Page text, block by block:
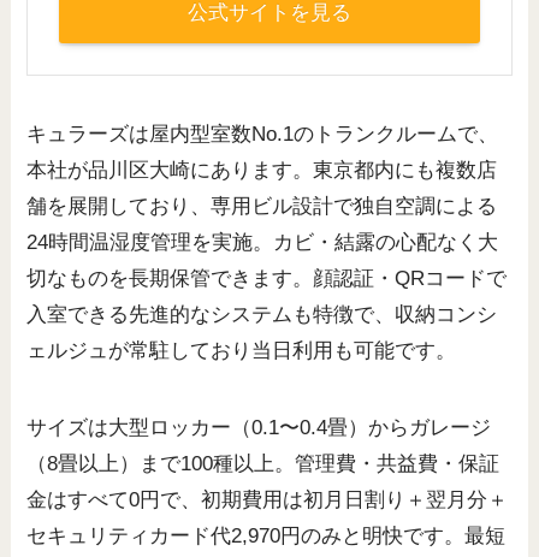
公式サイトを見る
キュラーズは屋内型室数No.1のトランクルームで、
本社が品川区大崎にあります。東京都内にも複数店
舗を展開しており、専用ビル設計で独自空調による
24時間温湿度管理を実施。カビ・結露の心配なく大
切なものを長期保管できます。顔認証・QRコードで
入室できる先進的なシステムも特徴で、収納コンシ
ェルジュが常駐しており当日利用も可能です。
サイズは大型ロッカー（0.1〜0.4畳）からガレージ
（8畳以上）まで100種以上。管理費・共益費・保証
金はすべて0円で、初期費用は初月日割り＋翌月分＋
セキュリティカード代2,970円のみと明快です。最短